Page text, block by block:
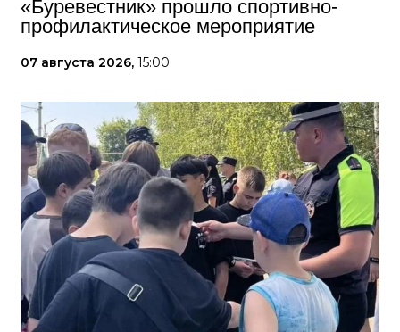
«Буревестник» прошло спортивно-
профилактическое мероприятие
07 августа 2026, 15:00